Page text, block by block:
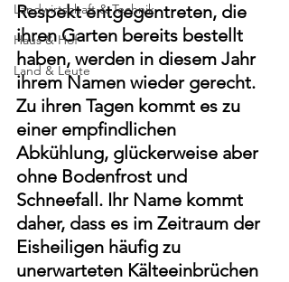
Landwirtschaft & Technik
Haus & Hof
Land & Leute
Respekt entgegentreten, die
ihren Garten bereits bestellt
haben, werden in diesem Jahr
ihrem Namen wieder gerecht.
Zu ihren Tagen kommt es zu
einer empfindlichen
Abkühlung, glückerweise aber
ohne Bodenfrost und
Schneefall. Ihr Name kommt
daher, dass es im Zeitraum der
Eisheiligen häufig zu
unerwarteten Kälteeinbrüchen